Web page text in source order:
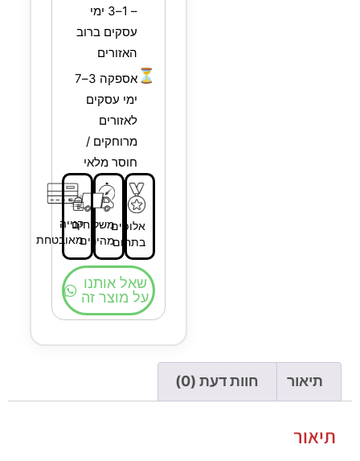
– 1–3 ימי
עסקים ברוב
האזורים
⏳
אספקה 3–7
ימי עסקים
לאזורים
מרוחקים /
חוסר מלאי
אלופים
בתחום
משלוחים
מהירים
קנייה
מאובטחת
שאל אותנו
על מוצר זה
תיאור חוות דעת (0)
תיאור